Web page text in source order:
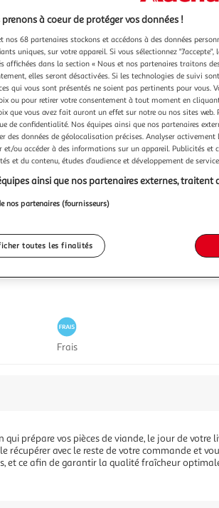
Frais
prépare vos pièces de viande, le jour de
récupérer avec le reste de votre commande et
et ce afin de garantir la qualité fraîcheur
prenons à coeur de protéger vos données !
nos 68 partenaires stockons et accédons à des données
uniques, sur votre appareil. Si vous sélectionnez
affichées dans la section « Nous et nos partenaires traitons
elles seront désactivées. Si les technologies de suivi
qui vous sont présentés ne soient pas pertinents pour vous.
ou pour retirer votre consentement à tout moment en
que vous avez fait auront un effet sur notre ou nos sites
de confidentialité. Nos équipes ainsi que nos partenaires
des données de géolocalisation précises. Analyser activement
et/ou accéder à des informations sur un appareil. Publicités et
et du contenu, études d’audience et développement de
ainsi que nos partenaires externes,
nos partenaires (fournisseurs)
toutes les finalités